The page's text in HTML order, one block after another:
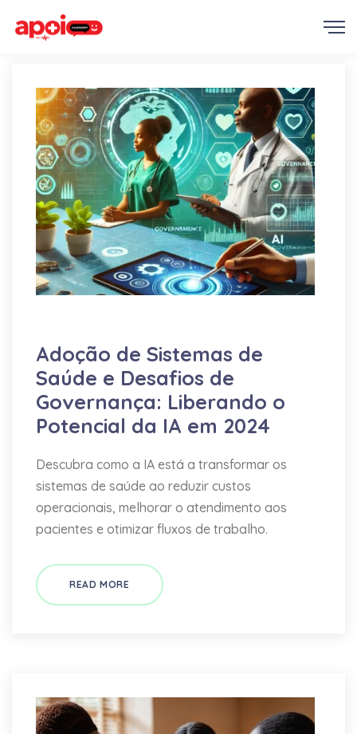
Adoção de Sistemas de
Saúde e Desafios de
Governança: Liberando o
Potencial da IA em 2024
Descubra como a IA está a transformar os
sistemas de saúde ao reduzir custos
operacionais, melhorar o atendimento aos
pacientes e otimizar fluxos de trabalho.
READ MORE